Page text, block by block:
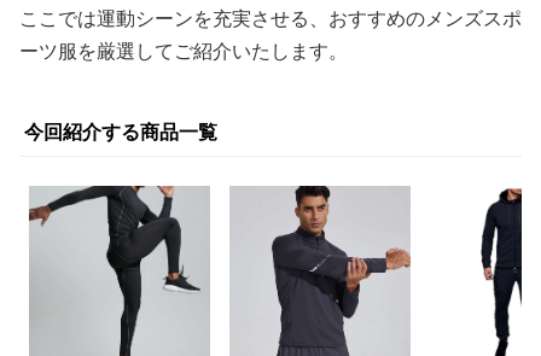
ここでは運動シーンを充実させる、おすすめのメンズスポ
ーツ服を厳選してご紹介いたします。
今回紹介する商品一覧